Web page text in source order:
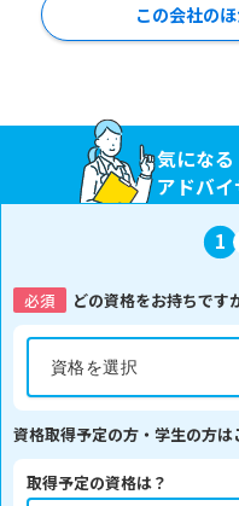
この会社の
気になる
アドバ
1
必須 どの資格をお持ちです
資格取得予定の方・学生の方は
取得予定の資格は？